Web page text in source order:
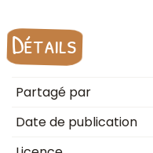
Détails
Partagé par
Date de publication